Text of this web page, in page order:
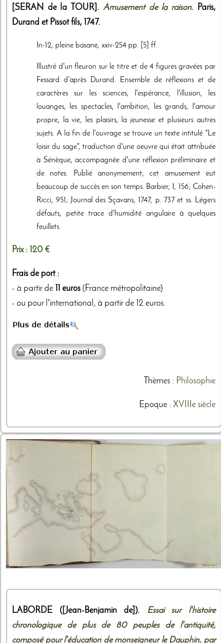
[SERAN de la TOUR]. Amusement de la raison. Paris,
Durand et Pissot fils, 1747.
In-12, pleine basane, xxiv-254 pp. [5] ff.
Illustré d'un fleuron sur le titre et de 4 figures gravées par
Fessard d'après Durand. Ensemble de réflexions et de
caractères sur les sciences, l'espérance, l'illusion, les
louanges, les spectacles, l'ambition, les grands, l'amour
propre, la vie, les plaisirs, la jeunesse et plusieurs autres
sujets. A la fin de l'ouvrage se trouve un texte intitulé "Le
loisir du sage", traduction d'une oeuvre qui était attribuée
à Sénèque, accompagnée d'une réflexion préliminaire et
de notes. Publié anonymement, cet amusement eut
beaucoup de succès en son temps. Barbier, I, 156; Cohen-
Ricci, 951; Journal des Sçavans, 1747, p. 737 et ss. Légers
défauts, petite trace d'humidité angulaire à quelques
feuillets.
Prix : 120 €
Frais de port :
- à partir de
11 euros (France métropolitaine)
- ou pour l'international, à partir de 12 euros.
Thèmes: Philosophie
Epoque : XVIIIe siècle
LABORDE ([Jean-Benjamin de]). Essai sur l'histoire
chronologique de plus de 80 peuples de l'antiquité,
composé pour l'éducation de monseigneur le Dauphin, par